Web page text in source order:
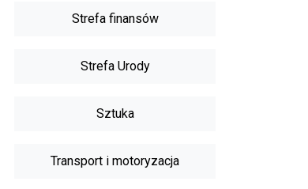
Strefa finansów
Strefa Urody
Sztuka
Transport i motoryzacja